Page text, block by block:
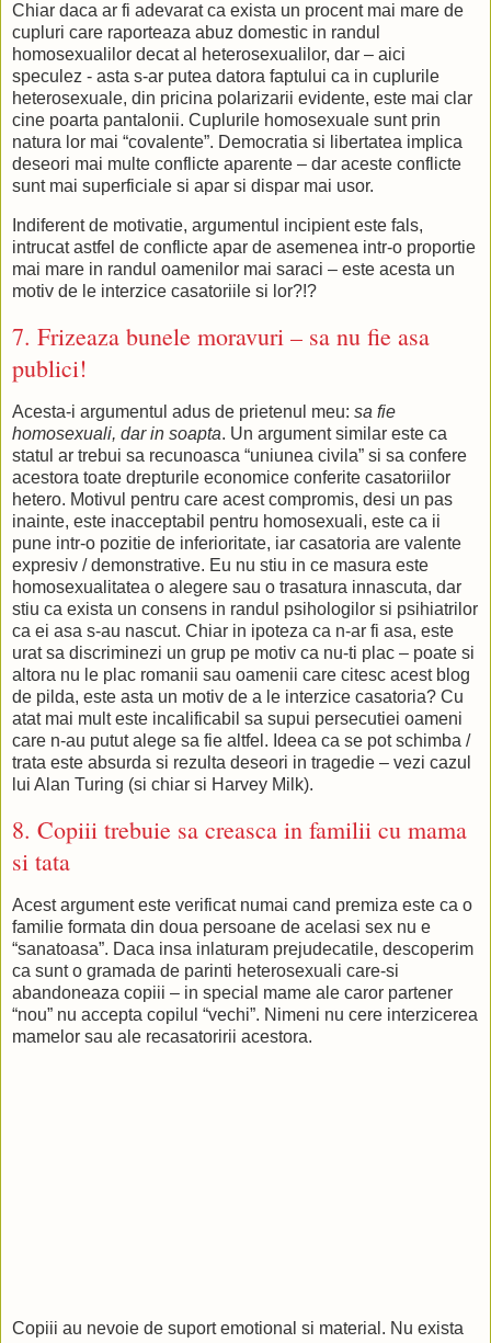
Chiar daca ar fi adevarat ca exista un procent mai mare de
cupluri care raporteaza abuz domestic in randul
homosexualilor decat al heterosexualilor, dar – aici
speculez - asta s-ar putea datora faptului ca in cuplurile
heterosexuale, din pricina polarizarii evidente, este mai clar
cine poarta pantalonii. Cuplurile homosexuale sunt prin
natura lor mai “covalente”. Democratia si libertatea implica
deseori mai multe conflicte aparente – dar aceste conflicte
sunt mai superficiale si apar si dispar mai usor.
Indiferent de motivatie, argumentul incipient este fals,
intrucat astfel de conflicte apar de asemenea intr-o proportie
mai mare in randul oamenilor mai saraci – este acesta un
motiv de le interzice casatoriile si lor?!?
7. Frizeaza bunele moravuri – sa nu fie asa
publici!
Acesta-i argumentul adus de prietenul meu: sa fie
homosexuali, dar in soapta. Un argument similar este ca
statul ar trebui sa recunoasca “uniunea civila” si sa confere
acestora toate drepturile economice conferite casatoriilor
hetero. Motivul pentru care acest compromis, desi un pas
inainte, este inacceptabil pentru homosexuali, este ca ii
pune intr-o pozitie de inferioritate, iar casatoria are valente
expresiv / demonstrative. Eu nu stiu in ce masura este
homosexualitatea o alegere sau o trasatura innascuta, dar
stiu ca exista un consens in randul psihologilor si psihiatrilor
ca ei asa s-au nascut. Chiar in ipoteza ca n-ar fi asa, este
urat sa discriminezi un grup pe motiv ca nu-ti plac – poate si
altora nu le plac romanii sau oamenii care citesc acest blog
de pilda, este asta un motiv de a le interzice casatoria? Cu
atat mai mult este incalificabil sa supui persecutiei oameni
care n-au putut alege sa fie altfel. Ideea ca se pot schimba /
trata este absurda si rezulta deseori in tragedie – vezi cazul
lui Alan Turing (si chiar si Harvey Milk).
8. Copiii trebuie sa creasca in familii cu mama
si tata
Acest argument este verificat numai cand premiza este ca o
familie formata din doua persoane de acelasi sex nu e
“sanatoasa”. Daca insa inlaturam prejudecatile, descoperim
ca sunt o gramada de parinti heterosexuali care-si
abandoneaza copiii – in special mame ale caror partener
“nou” nu accepta copilul “vechi”. Nimeni nu cere interzicerea
mamelor sau ale recasatoririi acestora.
Copiii au nevoie de suport emotional si material. Nu exista